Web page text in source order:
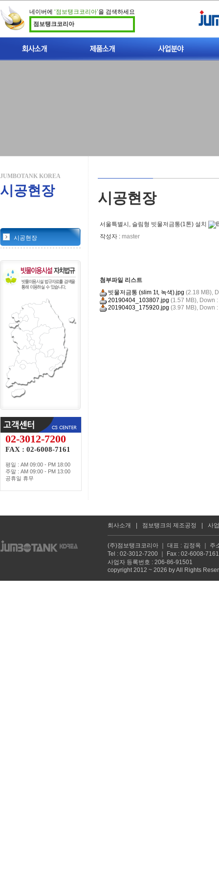
네이버에 ‘점보탱크코리아’을 검색하세요
점보탱크코리아
JUMBOTANK KOREA
시공현장
시공현장
02-3012-7200
FAX : 02-6008-7161
평일 : AM 09:00 - PM 18:00
주말 : AM 09:00 - PM 13:00
공휴일 휴무
시공현장
서울특별시, 슬림형 빗물저금통(1톤) 설치
작성자 : master
첨부파일 리스트
빗물저금통 (slim 1t, 녹색).jpg (2.18 MB),
20190404_103807.jpg (1.57 MB), Down
20190403_175920.jpg (3.97 MB), Down
회사소개 점보탱크의 제조공정 사
(주)점보탱크코리아 ｜ 대표 : 김정옥 ｜ 주
Tel : 02-3012-7200 ｜ Fax : 02-6008-
사업자 등록번호 : 206-86-91501
copyright 2012 ~ 2026 by All Rights